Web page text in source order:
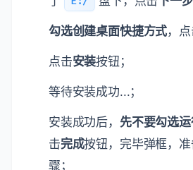
勾选创建桌面快捷方式，
点击安装按钮；
等待安装成功...；
安装成功后， 先不要勾选
击完成按钮，完毕弹框，
骤；